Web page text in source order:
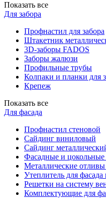
Показать все
Для забора
Профнастил для забора
Штакетник
3D-заборы FADOS
Заборы жалюзи
Профильные трубы
Колпаки и планки для
Крепеж
Показать все
Для фасада
Профнастил стеновой
Сайдинг виниловый
Сайдинг
Фасадные и цокольные
Металлические
Утеплитель для фасада
Решетки на систему
Комплектующие для